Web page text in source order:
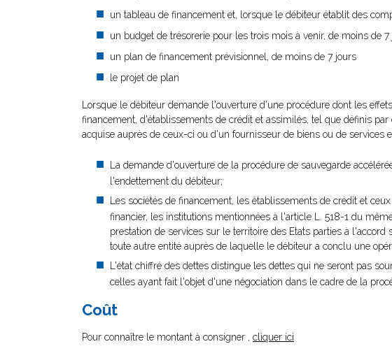
un tableau de financement et, lorsque le débiteur établit des
un budget de trésorerie pour les trois mois à venir, de moins de 7
un plan de financement prévisionnel, de moins de 7 jours
le projet de plan
Lorsque le débiteur demande l'ouverture d'une procédure dont les
financement, d'établissements de crédit et assimilés, tel que définis
acquise auprès de ceux-ci ou d'un fournisseur de biens ou de services
La demande d'ouverture de la procédure de sauvegarde
l'endettement du débiteur;
Les sociétés de financement, les établissements de crédit et
financier, les institutions mentionnées à l'article L. 518-1 du
prestation de services sur le territoire des Etats parties à
toute autre entité auprès de laquelle le débiteur a conclu une
L'état chiffré des dettes distingue les dettes qui ne seront pas
celles ayant fait l'objet d'une négociation dans le cadre de la
Coût
Pour connaître le montant à consigner , cliquer ici